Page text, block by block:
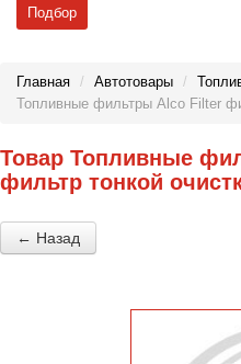
Подбор
Главная / Автотовары /
Топливные фильтры Alco Filter
Товар Топливные
фильтр тонкой
← Назад